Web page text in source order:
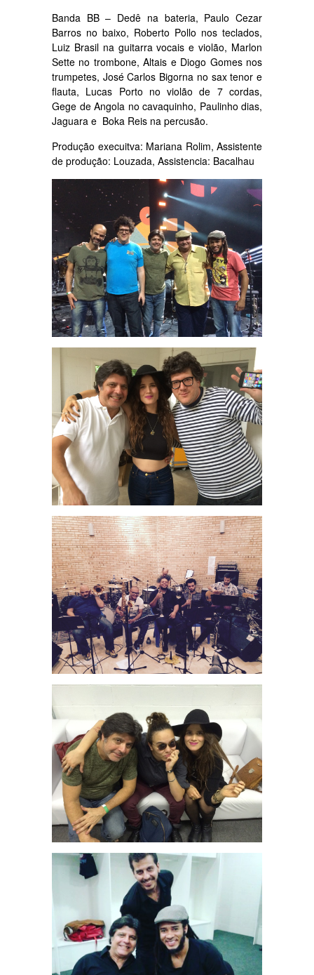
Banda BB – Dedê na bateria, Paulo Cezar
Barros no baixo, Roberto Pollo nos teclados,
Luiz Brasil na guitarra vocais e violão, Marlon
Sette no trombone, Altais e Diogo Gomes nos
trumpetes, José Carlos Bigorna no sax tenor e
flauta, Lucas Porto no violão de 7 cordas,
Gege de Angola no cavaquinho, Paulinho dias,
Jaguara e Boka Reis na percusão.
Produção execuitva: Mariana Rolim, Assistente
de produção: Louzada, Assistencia: Bacalhau